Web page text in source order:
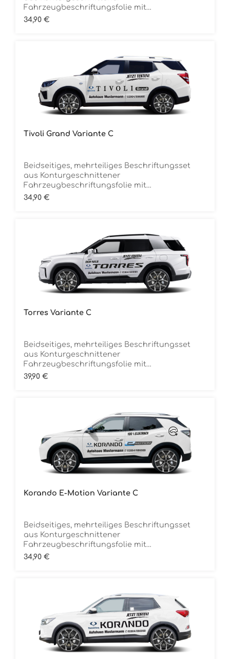
Fahrzeugbeschriftungsfolie mit
ÜbertragungstapeDie Folie ist Rückstandsfrei
Regulärer Preis:
34,90 €
Tivoli Grand Variante C
Beidseitiges, mehrteiliges Beschriftungsset
aus Konturgeschnittener
Fahrzeugbeschriftungsfolie mit
ÜbertragungstapeDie Folie ist Rückstandsfrei
Regulärer Preis:
34,90 €
Torres Variante C
Beidseitiges, mehrteiliges Beschriftungsset
aus Konturgeschnittener
Fahrzeugbeschriftungsfolie mit
ÜbertragungstapeDie Folie ist Rückstandsfrei
Regulärer Preis:
39,90 €
Korando E-Motion Variante C
Beidseitiges, mehrteiliges Beschriftungsset
aus Konturgeschnittener
Fahrzeugbeschriftungsfolie mit
ÜbertragungstapeDie Folie ist Rückstandsfrei
Regulärer Preis:
34,90 €